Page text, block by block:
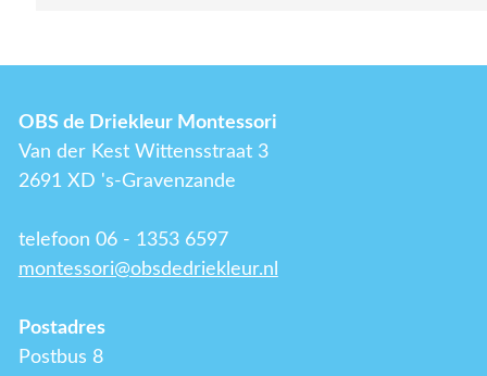
OBS de Driekleur Montessori
Van der Kest Wittensstraat 3
2691 XD 's-Gravenzande
telefoon 06 - 1353 6597
montessori@obsdedriekleur.nl
Postadres
Postbus 8